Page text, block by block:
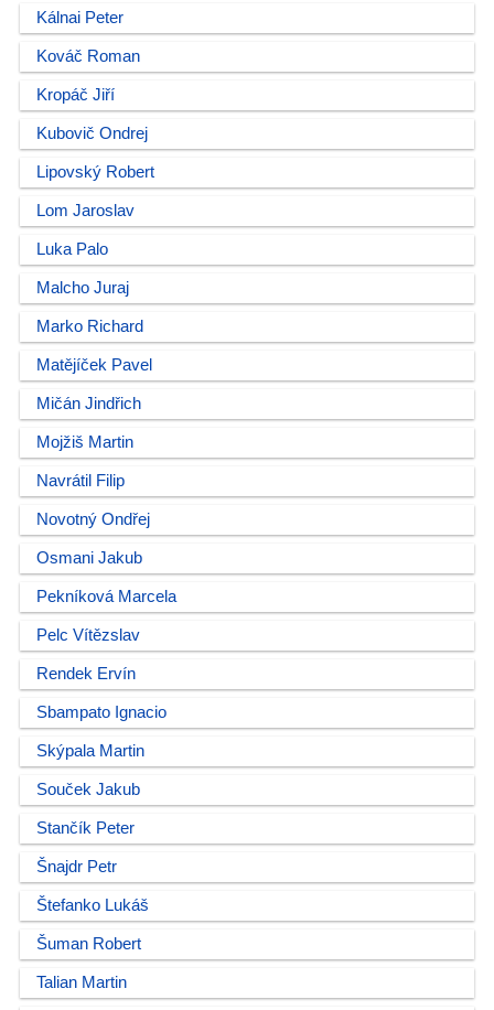
Kálnai Peter
Kováč Roman
Kropáč Jiří
Kubovič Ondrej
Lipovský Robert
Lom Jaroslav
Luka Palo
Malcho Juraj
Marko Richard
Matějíček Pavel
Mičán Jindřich
Mojžiš Martin
Navrátil Filip
Novotný Ondřej
Osmani Jakub
Pekníková Marcela
Pelc Vítězslav
Rendek Ervín
Sbampato Ignacio
Skýpala Martin
Souček Jakub
Stančík Peter
Šnajdr Petr
Štefanko Lukáš
Šuman Robert
Talian Martin